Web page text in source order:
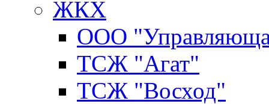
ЖКХ
ООО
ТСЖ "Агат"
ТСЖ "Восход"